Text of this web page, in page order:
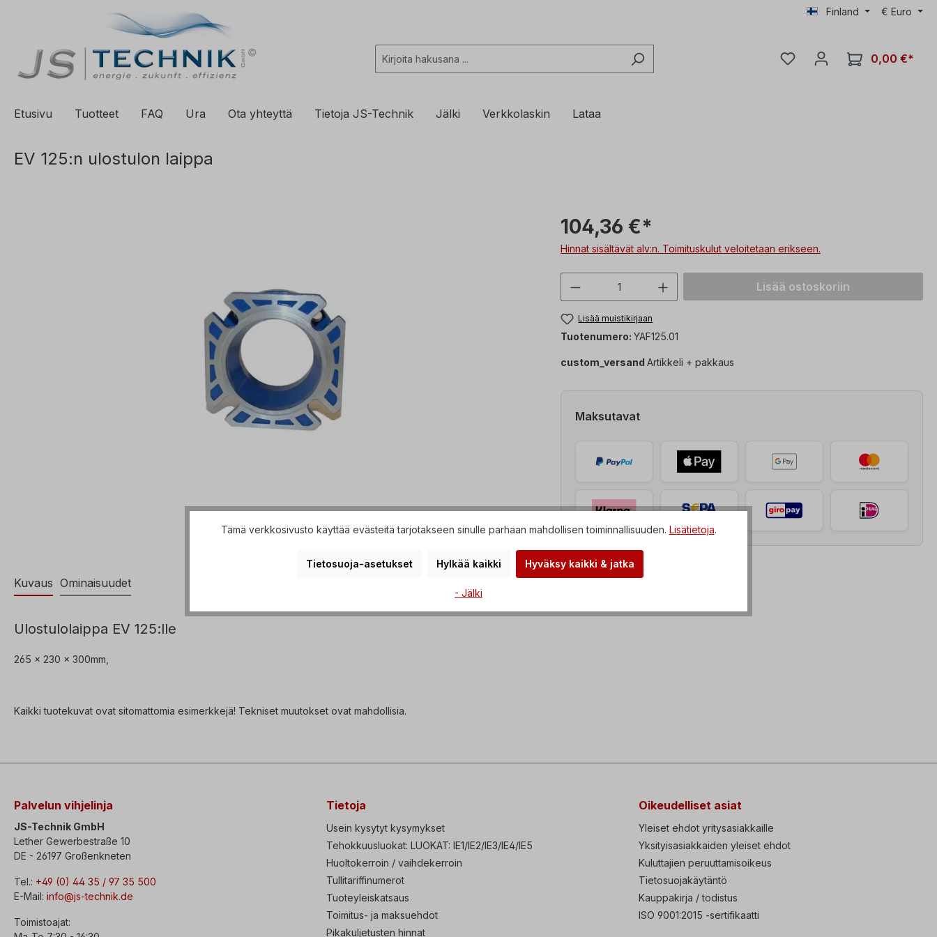
Siirry päänavigointiin Finland € Euro
0,00 €*
Etusivu Tuotteet FAQ Ura Ota yhteyttä Tietoja JS-Technik Jälki Verkkolaskin Lataa
EV 125:n ulostulon laippa
104,36 €*
Hinnat sisältävät alv:n. Toimituskulut veloitetaan erikseen.
Tuotteen määrä: Syötä haluttu arvo tai käytä
Lisää ostoskoriin
Lisää muistikirjaan
Tuotenumero: YAF125.01
custom_versand Artikkeli + pakkaus
Maksutavat
Kuvaus Ominaisuudet
Ulostulolaippa EV 125:lle
265 x 230 x 300mm,
Kaikki tuotekuvat ovat sitomattomia esimerkkejä! Tekniset muutokset ovat mahdollisia.
Palvelun vihjelinja
JS-Technik GmbH
Lether Gewerbestraße 10
DE - 26197 Großenkneten
Tel.: +49 (0) 44 35 / 97 35 500
E-Mail: info@js-technik.de
Toimistoajat:
Tietoja
Usein kysytyt kysymykset
Tehokkuusluokat: LUOKAT: IE1/IE2/IE3/IE4/IE5
Huoltokerroin / vaihdekerroin
Tullitariffinumerot
Tuoteyleiskatsaus
Toimitus- ja maksuehdot
Pikakuljetusten hinnat
Oikeudelliset asiat
Yleiset ehdot yritysasiakkaille
Yksityisasiakkaiden yleiset ehdot
Kuluttajien peruuttamisoikeus
Tietosuojakäytäntö
Kauppakirja / todistus
ISO 9001:2015 -sertifikaatti
Tämä verkkosivusto käyttää evästeitä tarjotakseen sinulle parhaan mahdollisen toiminnallisuuden. Lisätietoja.
Tietosuoja-asetukset Hylkää kaikki Hyväksy kaikki & jatka
- Jälki